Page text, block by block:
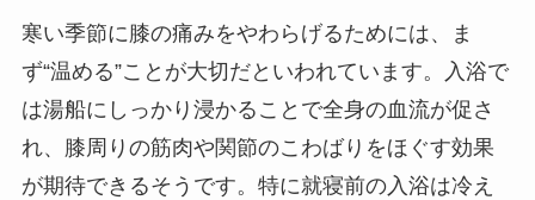
寒い季節に膝の痛みをやわらげるためには、ま
ず“温める”ことが大切だといわれています。入浴で
は湯船にしっかり浸かることで全身の血流が促さ
れ、膝周りの筋肉や関節のこわばりをほぐす効果
が期待できるそうです。特に就寝前の入浴は冷え